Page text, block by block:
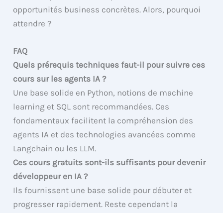
opportunités business concrètes. Alors, pourquoi
attendre ?
FAQ
Quels prérequis techniques faut-il pour suivre ces
cours sur les agents IA ?
Une base solide en Python, notions de machine
learning et SQL sont recommandées. Ces
fondamentaux facilitent la compréhension des
agents IA et des technologies avancées comme
Langchain ou les LLM.
Ces cours gratuits sont-ils suffisants pour devenir
développeur en IA ?
Ils fournissent une base solide pour débuter et
progresser rapidement. Reste cependant la